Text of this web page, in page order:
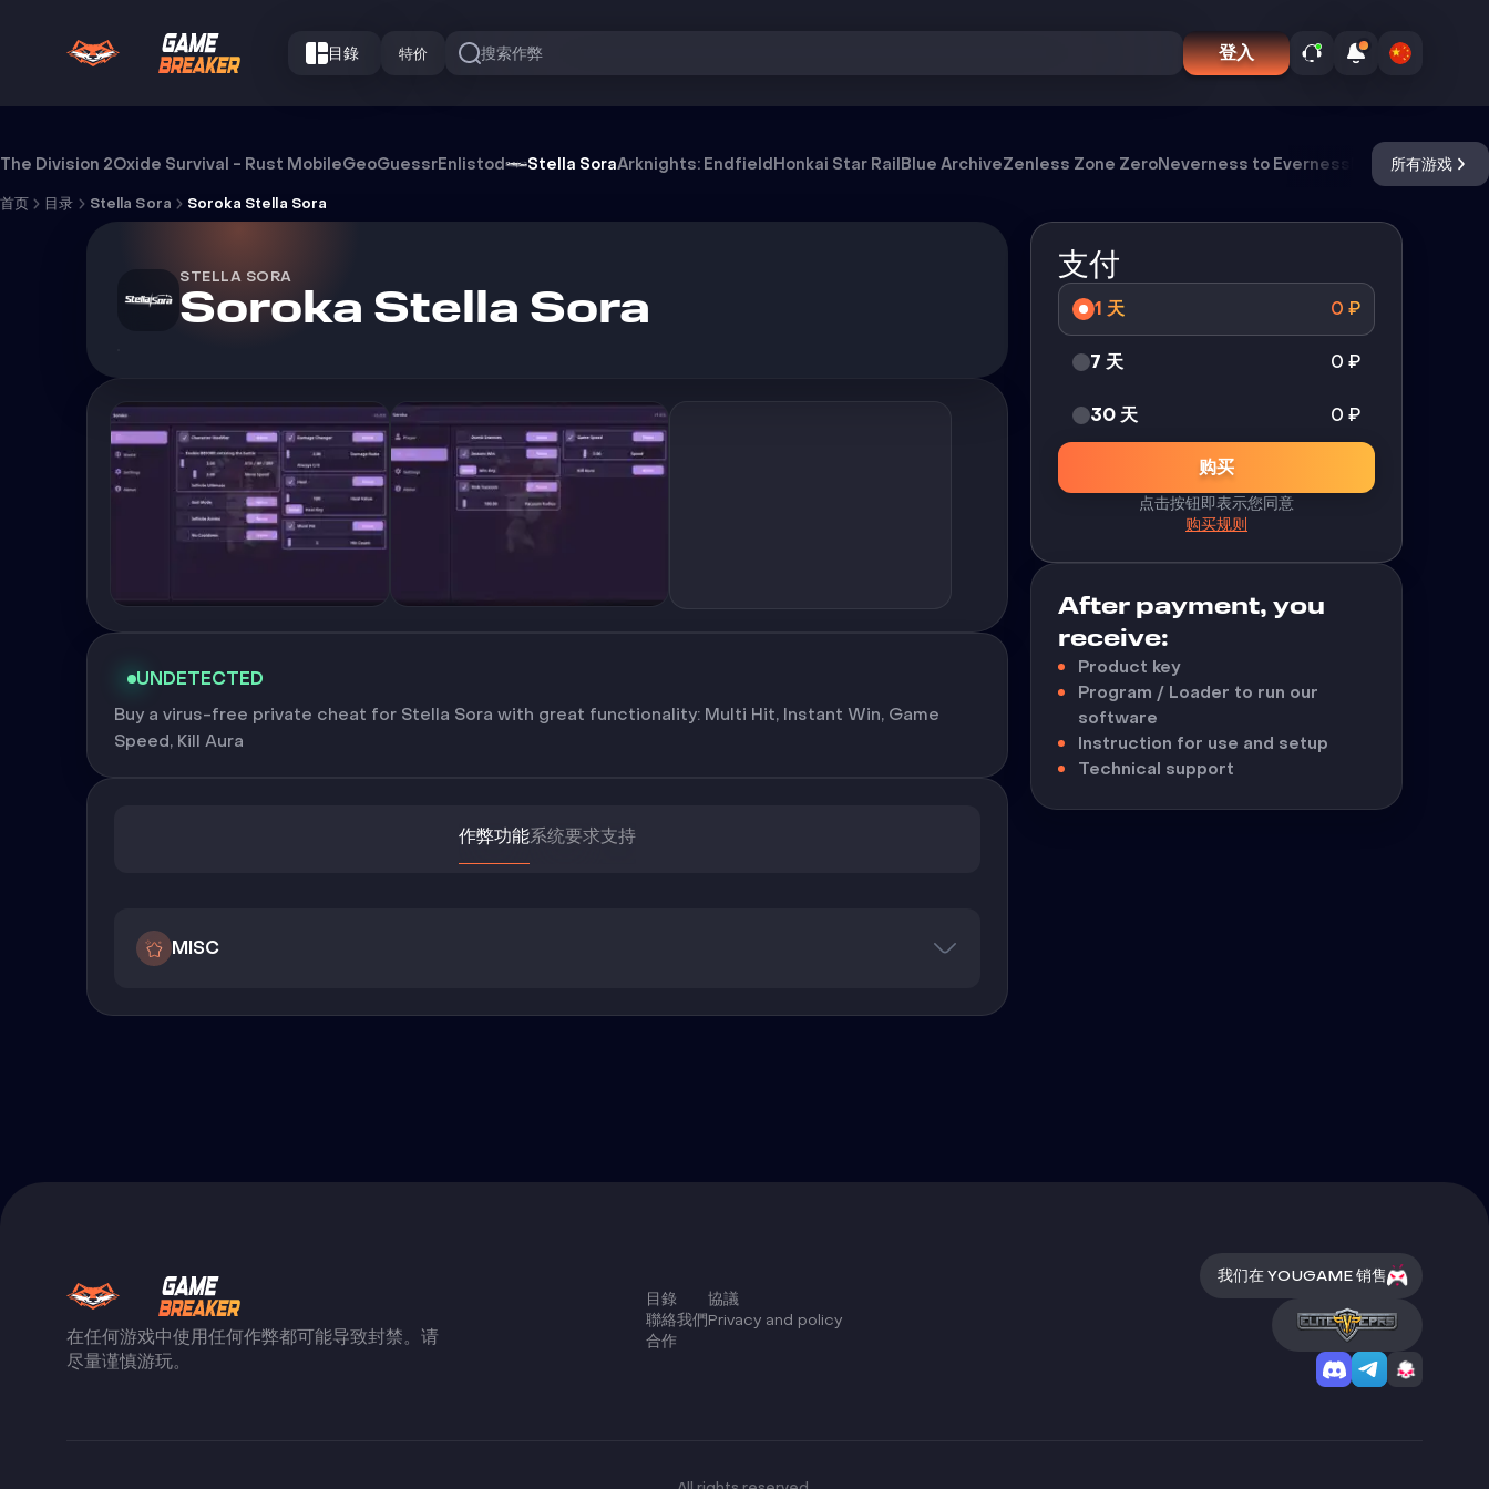
目錄 特价 搜索作弊 登入
The Division 2Oxide Survival - Rust MobileGeoGuessrEnlistod Stella SoraArknights: EndfieldHonkai Star RailBlue ArchiveZenless Zone ZeroNeverness to Everness Meccha所有游戏
首页 目录 Stella Sora Soroka Stella Sora
STELLA SORA
Soroka Stella Sora
UNDETECTED
Buy a virus-free private cheat for Stella Sora with great functionality: Multi Hit, Instant Win, Game
Speed, Kill Aura
作弊功能系统要求支持
MISC
支付
1 天 0 ₽
7 天 0 ₽
30 天 0 ₽
购买
点击按钮即表示您同意
购买规则
After payment, you
receive:
Product key
Program / Loader to run our
software
Instruction for use and setup
Technical support
在任何游戏中使用任何作弊都可能导致封禁。请
尽量谨慎游玩。
目錄
聯絡我們
合作
協議
Privacy and policy
我们在 YOUGAME 销售